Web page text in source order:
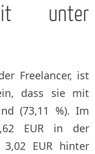
unter
Freelancer, ist
dass sie mit
(73,11 %). Im
EUR in der
EUR hinter